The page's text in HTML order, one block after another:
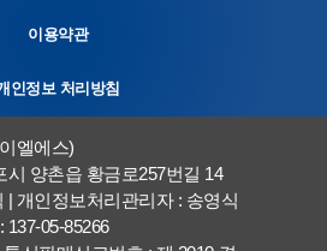
이용약관
인정보 처리방침
엘에스)
시 양촌읍 황금로257번길 14
| 개인정보처리관리자 : 송영식
05-85266